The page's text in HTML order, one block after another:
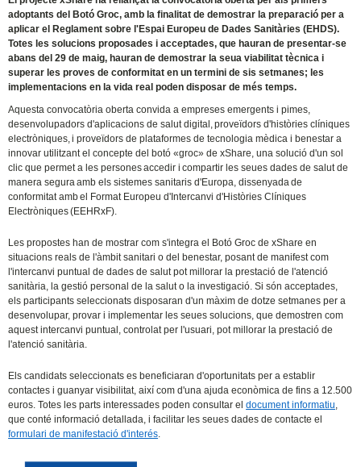
adoptants del Botó Groc, amb la finalitat de demostrar la preparació per a
aplicar el Reglament sobre l'Espai Europeu de Dades Sanitàries (EHDS).
Totes les solucions proposades i acceptades, que hauran de presentar-se
abans del 29 de maig, hauran de demostrar la seua viabilitat tècnica i
superar les proves de conformitat en un termini de sis setmanes; les
implementacions en la vida real poden disposar de més temps.
Aquesta convocatòria oberta convida a empreses emergents i pimes,
desenvolupadors d'aplicacions de salut digital, proveïdors d'històries clíniques
electròniques, i proveïdors de plataformes de tecnologia mèdica i benestar a
innovar utilitzant el concepte del botó «groc» de xShare, una solució d'un sol
clic que permet a les persones accedir i compartir les seues dades de salut de
manera segura amb els sistemes sanitaris d'Europa, dissenyada de
conformitat amb el Format Europeu d'Intercanvi d'Històries Clíniques
Electròniques (EEHRxF).
Les propostes han de mostrar com s'integra el Botó Groc de xShare en
situacions reals de l'àmbit sanitari o del benestar, posant de manifest com
l'intercanvi puntual de dades de salut pot millorar la prestació de l'atenció
sanitària, la gestió personal de la salut o la investigació. Si són acceptades,
els participants seleccionats disposaran d'un màxim de dotze setmanes per a
desenvolupar, provar i implementar les seues solucions, que demostren com
aquest intercanvi puntual, controlat per l'usuari, pot millorar la prestació de
l'atenció sanitària.
Els candidats seleccionats es beneficiaran d'oportunitats per a establir
contactes i guanyar visibilitat, així com d'una ajuda econòmica de fins a 12.500
euros. Totes les parts interessades poden consultar eldocument informatiu,
que conté informació detallada, i facilitar les seues dades de contacte el
formulari de manifestació d'interés.